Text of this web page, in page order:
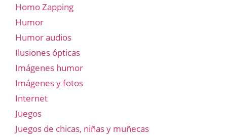
Homo Zapping
Humor
Humor audios
Ilusiones ópticas
Imágenes humor
Imágenes y fotos
Internet
Juegos
Juegos de chicas, niñas y muñecas